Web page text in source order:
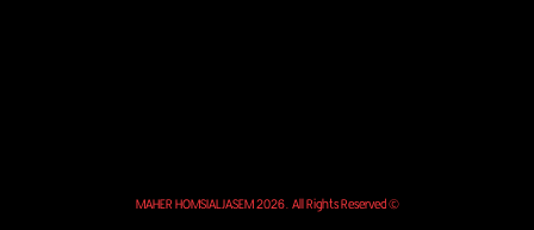
© MAHER HOMSIALJASEM 2026. All Rights Reserved